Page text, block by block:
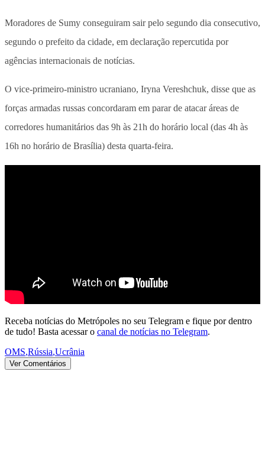
Moradores de Sumy conseguiram sair pelo segundo dia consecutivo,
segundo o prefeito da cidade, em declaração repercutida por
agências internacionais de notícias.
O vice-primeiro-ministro ucraniano, Iryna Vereshchuk, disse que as
forças armadas russas concordaram em parar de atacar áreas de
corredores humanitários das 9h às 21h do horário local (das 4h às
16h no horário de Brasília) desta quarta-feira.
Receba notícias do Metrópoles no seu Telegram e fique por dentro
de tudo! Basta acessar o canal de notícias no Telegram.
OMS,Rússia,Ucrânia
Ver Comentários